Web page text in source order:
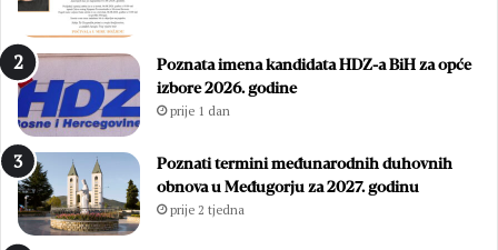
Poznata imena kandidata HDZ-a BiH za opće
izbore 2026. godine
prije 1 dan
Poznati termini međunarodnih duhovnih
obnova u Međugorju za 2027. godinu
prije 2 tjedna